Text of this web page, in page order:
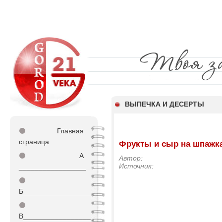
ВЫПЕЧКА И ДЕСЕРТЫ
⚫
Главная
страница
⚫
А
⚫
Б_________________
⚫
В_________________
Фрукты и сыр на
Автор:
Источник: